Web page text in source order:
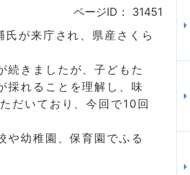
ページID：
31451
が来庁され、県産さくら
続きましたが、子どもた
採れることを理解し、味
だいており、今回で10回
幼稚園、保育園でふる